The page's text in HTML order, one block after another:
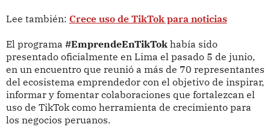
Lee también: Crece uso de TikTok para noticias
El programa #EmprendeEnTikTokhabía sido
presentado oficialmente en Lima el pasado 5 de junio,
en un encuentro que reunió a más de 70 representantes
del ecosistema emprendedor con el objetivo de inspirar,
informar y fomentar colaboraciones que fortalezcan el
uso de TikTok como herramienta de crecimiento para
los negocios peruanos.